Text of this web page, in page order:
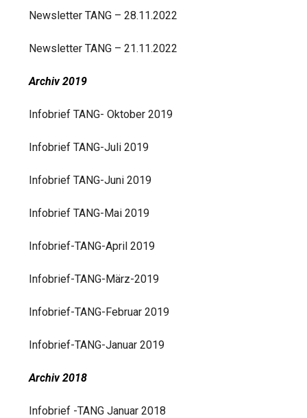
Newsletter TANG – 28.11.2022
Newsletter TANG – 21.11.2022
Archiv2019
Infobrief TANG- Oktober 2019
Infobrief TANG-Juli 2019
Infobrief TANG-Juni 2019
Infobrief TANG-Mai 2019
Infobrief-TANG-April 2019
Infobrief-TANG-März-2019
Infobrief-TANG-Februar 2019
Infobrief-TANG-Januar 2019
Archiv 2018
Infobrief -TANG Januar 2018